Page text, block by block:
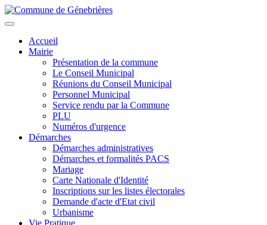
Aller
au
principal
Toggle
navigationAccueil
Mairie
Présentation de la commune
Le Conseil Municipal
Réunions du Conseil Municipal
Personnel Municipal
Service rendu par la Commune
PLU
Numéros d'urgence
Démarches
Démarches administratives
Démarches et formalités PACS
Mariage
Carte Nationale d'Identité
Inscriptions sur les listes électorales
Demande d'acte d'Etat civil
Urbanisme
Vie Pratique